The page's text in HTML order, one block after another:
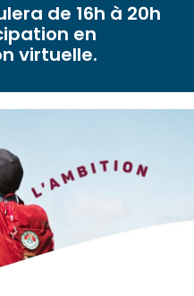
de 16h à 20h
en
virtuelle.